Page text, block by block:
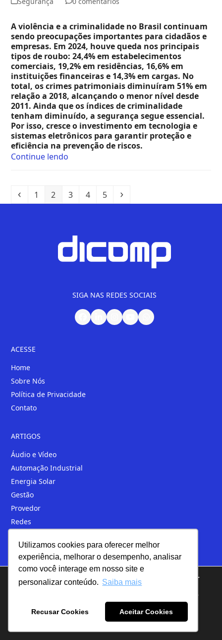
Utilizamos cookies para oferecer melhor
experiência, melhorar o desempenho, analisar
como você interage em nosso site e
personalizar conteúdo. Saiba mais
Recusar Cookies Aceitar Cookies
A violência e a criminalidade no Brasil continuam
sendo preocupações importantes para cidadãos e
empresas. Em 2024, houve queda nos principais
tipos de roubo: 24,4% em estabelecimentos
comerciais, 19,2% em residências, 16,6% em
instituições financeiras e 14,3% em cargas. No
total, os crimes patrimoniais diminuíram 51% em
relação a 2018, alcançando o menor nível desde
2011. Ainda que os índices de criminalidade
tenham diminuído, a segurança segue essencial.
Por isso, cresce o investimento em tecnologia e
sistemas eletrônicos para garantir proteção e
eficiência na prevenção de riscos.
Continue lendo
1 2 3 4 5
SIGA NAS REDES SOCIAIS
ACESSE
Home
Sobre Nós
Política de Privacidade
Contato
ARTIGOS
Áudio e Vídeo
Automação Industrial
Energia Solar
Gestão
Provedor
Redes
Telefonia
Loja
+55 (44) 4009-2826
We are using cookies to give you the best experience on our
website.
Configurações